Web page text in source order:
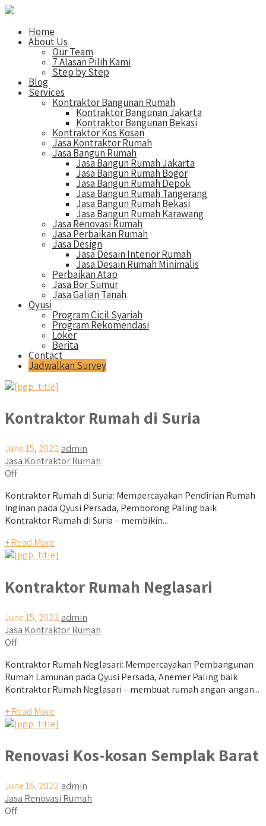
Home
About Us
Our Team
7 Alasan Pilih Kami
Step by Step
Blog
Services
Kontraktor Bangunan Rumah
Kontraktor Bangunan Jakarta
Kontraktor Bangunan Bekasi
Kontraktor Kos Kosan
Jasa Kontraktor Rumah
Jasa Bangun Rumah
Jasa Bangun Rumah Jakarta
Jasa Bangun Rumah Bogor
Jasa Bangun Rumah Depok
Jasa Bangun Rumah Tangerang
Jasa Bangun Rumah Bekasi
Jasa Bangun Rumah Karawang
Jasa Renovasi Rumah
Jasa Perbaikan Rumah
Jasa Design
Jasa Desain Interior Rumah
Jasa Desain Rumah Minimalis
Perbaikan Atap
Jasa Bor Sumur
Jasa Galian Tanah
Qyusi
Program Cicil Syariah
Program Rekomendasi
Loker
Berita
Contact
Jadwalkan Survey
Kontraktor Rumah di Suria
June 15, 2022 admin
Jasa Kontraktor Rumah
Off
Kontraktor Rumah di Suria: Mempercayakan Pendirian Rumah
Inginan pada Qyusi Persada, Pemborong Paling baik
Kontraktor Rumah di Suria – membikin...
+ Read More
Kontraktor Rumah Neglasari
June 15, 2022 admin
Jasa Kontraktor Rumah
Off
Kontraktor Rumah Neglasari: Mempercayakan Pembangunan
Rumah Lamunan pada Qyusi Persada, Anemer Paling baik
Kontraktor Rumah Neglasari – membuat rumah angan-angan...
+ Read More
Renovasi Kos-kosan Semplak Barat
June 15, 2022 admin
Jasa Renovasi Rumah
Off